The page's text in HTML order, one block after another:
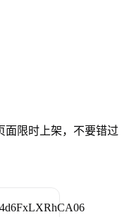
面限时上架，不要错过